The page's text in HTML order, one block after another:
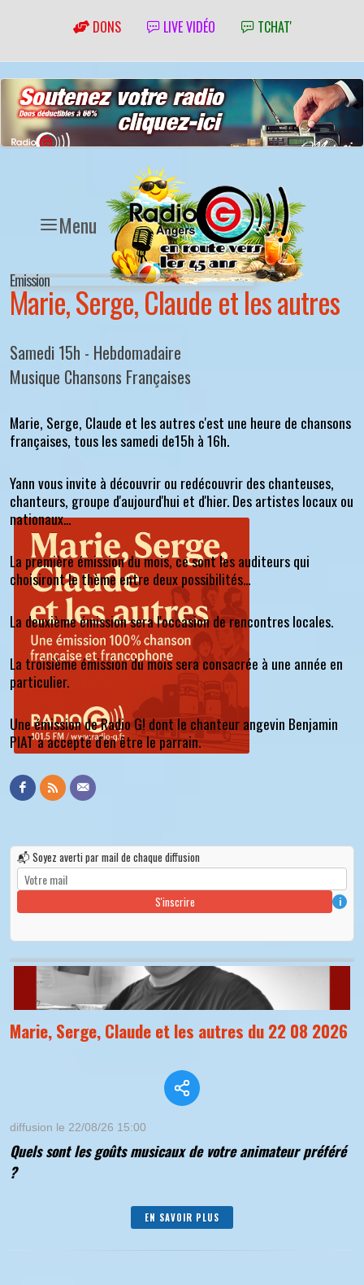
DONS LIVE VIDÉO TCHAT'
Menu
Emission
Marie, Serge, Claude et les autres
Samedi 15h - Hebdomadaire
Musique Chansons Françaises
Marie, Serge, Claude et les autres c'est une heure de chansons
françaises, tous les samedi de15h à 16h.
Yann vous invite à découvrir ou redécouvrir des chanteuses,
chanteurs, groupe d'aujourd'hui et d'hier. Des artistes locaux ou
nationaux...
La première émission du mois, ce sont les auditeurs qui
choisiront le thème entre deux possibilités...
La deuxième émission sera l'occasion de rencontres locales.
La troisième émission du mois sera consacrée à une année en
particulier.
Une émission de Radio G! dont le chanteur angevin Benjamin
PIAT a accepté d'en être le parrain.
📬 Soyez averti par mail de chaque diffusion
S'inscrire i
Marie, Serge, Claude et les autres du 22 08 2026
diffusion le 22/08/26 15:00
Quels sont les goûts musicaux de votre animateur préféré
?
EN SAVOIR PLUS